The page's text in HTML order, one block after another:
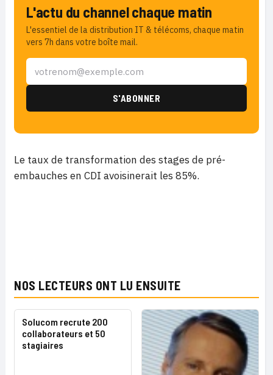
L'actu du channel chaque matin
L'essentiel de la distribution IT & télécoms, chaque matin
vers 7h dans votre boîte mail.
Le taux de transformation des stages de pré-
embauches en CDI avoisinerait les 85%.
NOS LECTEURS ONT LU ENSUITE
Solucom recrute 200
collaborateurs et 50
stagiaires